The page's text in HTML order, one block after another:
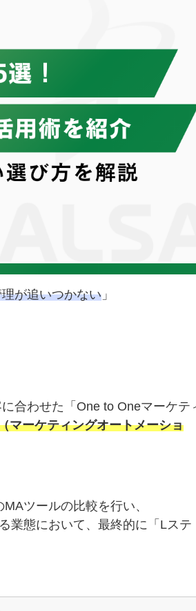
が追いつかない 」
合わせた「One to Oneマーケテ
マーケティングオートメーショ
ツールの比較を行い、
業態において、最終的に「Lステ